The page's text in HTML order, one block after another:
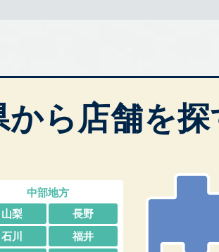
から店舗を探
中部地方
山梨
長野
石川
福井